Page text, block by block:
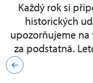
Každý rok si
historických
upozorňujeme
za podstatná.